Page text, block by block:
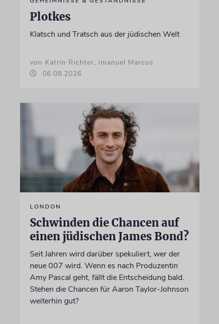
Plotkes
Klatsch und Tratsch aus der jüdischen Welt
von Katrin Richter, Imanuel Marcus
06.08.2026
LONDON
Schwinden die Chancen auf
einen jüdischen James Bond?
Seit Jahren wird darüber spekuliert, wer der
neue 007 wird. Wenn es nach Produzentin
Amy Pascal geht, fällt die Entscheidung bald.
Stehen die Chancen für Aaron Taylor-Johnson
weiterhin gut?